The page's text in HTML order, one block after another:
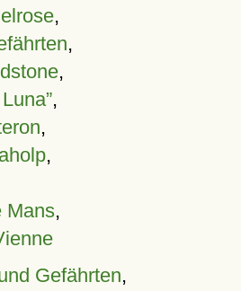
,
,
,
,
,
,
Mans,
Gefährten,